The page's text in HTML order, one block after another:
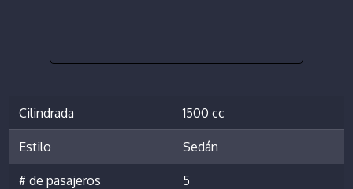
Cilindrada 1500 cc
Estilo Sedán
# de pasajeros 5